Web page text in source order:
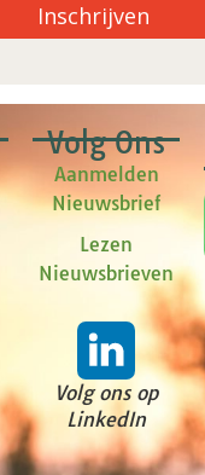
Inschrijven
Volg Ons
Aanmelden
Nieuwsbrief
Lezen
Nieuwsbrieven
Volg ons op
LinkedIn